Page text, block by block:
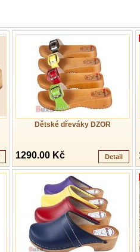
Dětské dřeváky DZOR
1290.00 Kč Detail